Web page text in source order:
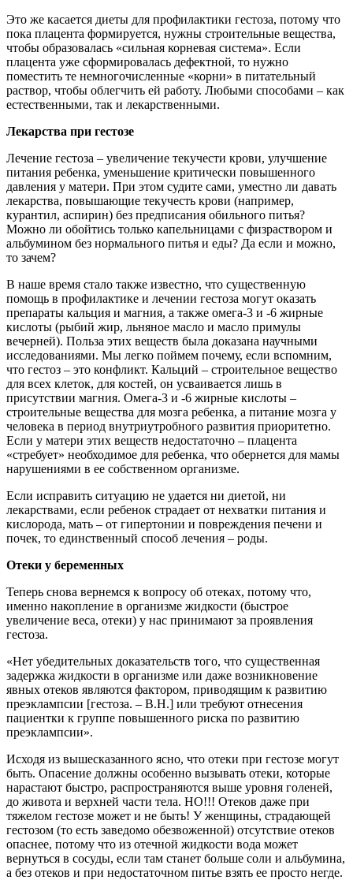
Это же касается диеты для профилактики гестоза, потому что
пока плацента формируется, нужны строительные вещества,
чтобы образовалась «сильная корневая система». Если
плацента уже сформировалась дефектной, то нужно
поместить те немногочисленные «корни» в питательный
раствор, чтобы облегчить ей работу. Любыми способами – как
естественными, так и лекарственными.
Лекарства при гестозе
Лечение гестоза – увеличение текучести крови, улучшение
питания ребенка, уменьшение критически повышенного
давления у матери. При этом судите сами, уместно ли давать
лекарства, повышающие текучесть крови (например,
курантил, аспирин) без предписания обильного питья?
Можно ли обойтись только капельницами с физраствором и
альбумином без нормального питья и еды? Да если и можно,
то зачем?
В наше время стало также известно, что существенную
помощь в профилактике и лечении гестоза могут оказать
препараты кальция и магния, а также омега-3 и -6 жирные
кислоты (рыбий жир, льняное масло и масло примулы
вечерней). Польза этих веществ была доказана научными
исследованиями. Мы легко поймем почему, если вспомним,
что гестоз – это конфликт. Кальций – строительное вещество
для всех клеток, для костей, он усваивается лишь в
присутствии магния. Омега-3 и -6 жирные кислоты –
строительные вещества для мозга ребенка, а питание мозга у
человека в период внутриутробного развития приоритетно.
Если у матери этих веществ недостаточно – плацента
«стребует» необходимое для ребенка, что обернется для мамы
нарушениями в ее собственном организме.
Если исправить ситуацию не удается ни диетой, ни
лекарствами, если ребенок страдает от нехватки питания и
кислорода, мать – от гипертонии и повреждения печени и
почек, то единственный способ лечения – роды.
Отеки у беременных
Теперь снова вернемся к вопросу об отеках, потому что,
именно накопление в организме жидкости (быстрое
увеличение веса, отеки) у нас принимают за проявления
гестоза.
«Нет убедительных доказательств того, что существенная
задержка жидкости в организме или даже возникновение
явных отеков являются фактором, приводящим к развитию
преэклампсии [гестоза. – В.Н.] или требуют отнесения
пациентки к группе повышенного риска по развитию
преэклампсии».
Исходя из вышесказанного ясно, что отеки при гестозе могут
быть. Опасение должны особенно вызывать отеки, которые
нарастают быстро, распространяются выше уровня голеней,
до живота и верхней части тела. НО!!! Отеков даже при
тяжелом гестозе может и не быть! У женщины, страдающей
гестозом (то есть заведомо обезвоженной) отсутствие отеков
опаснее, потому что из отечной жидкости вода может
вернуться в сосуды, если там станет больше соли и альбумина,
а без отеков и при недостаточном питье взять ее просто негде.